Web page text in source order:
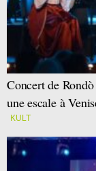
Concert de
une escale à
KULT